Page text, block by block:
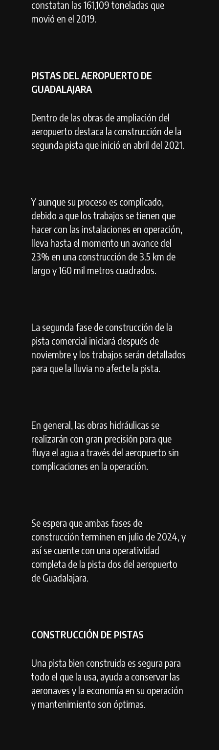
constatan las 161,109 toneladas que
movió en el 2019.
PISTAS DEL AEROPUERTO DE
GUADALAJARA
Dentro de las obras de ampliación del
aeropuerto destaca la construcción de la
segunda pista que inició en abril del 2021.
Y aunque su proceso es complicado,
debido a que los trabajos se tienen que
hacer con las instalaciones en operación,
lleva hasta el momento un avance del
23% en una construcción de 3.5 km de
largo y 160 mil metros cuadrados.
La segunda fase de construcción de la
pista comercial iniciará después de
noviembre y los trabajos serán detallados
para que la lluvia no afecte la pista.
En general, las obras hidráulicas se
realizarán con gran precisión para que
fluya el agua a través del aeropuerto sin
complicaciones en la operación.
Se espera que ambas fases de
construcción terminen en julio de 2024, y
así se cuente con una operatividad
completa de la pista dos del aeropuerto
de Guadalajara.
CONSTRUCCIÓN DE PISTAS
Una pista bien construida es segura para
todo el que la usa, ayuda a conservar las
aeronaves y la economía en su operación
y mantenimiento son óptimas.